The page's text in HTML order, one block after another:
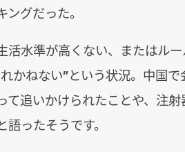
グだった。
活水準が高くない、またはル
かねない”という状況。中国
て追いかけられたことや、注
ったそうです。